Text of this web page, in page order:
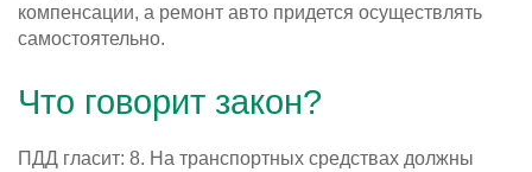
компенсации, а ремонт авто придется осуществлять
самостоятельно.
Что говорит закон?
ПДД гласит: 8. На транспортных средствах должны